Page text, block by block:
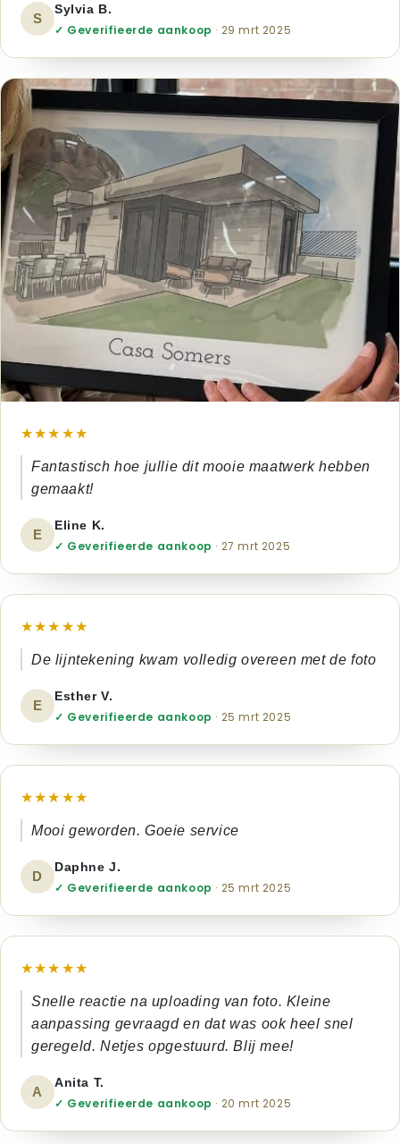
S
Sylvia B.
✓ Geverifieerde aankoop · 29 mrt 2025
★★★★★
Fantastisch hoe jullie dit mooie maatwerk hebben
gemaakt!
E
Eline K.
✓ Geverifieerde aankoop · 27 mrt 2025
★★★★★
De lijntekening kwam volledig overeen met de foto
E
Esther V.
✓ Geverifieerde aankoop · 25 mrt 2025
★★★★★
Mooi geworden. Goeie service
D
Daphne J.
✓ Geverifieerde aankoop · 25 mrt 2025
★★★★★
Snelle reactie na uploading van foto. Kleine
aanpassing gevraagd en dat was ook heel snel
geregeld. Netjes opgestuurd. Blij mee!
A
Anita T.
✓ Geverifieerde aankoop · 20 mrt 2025